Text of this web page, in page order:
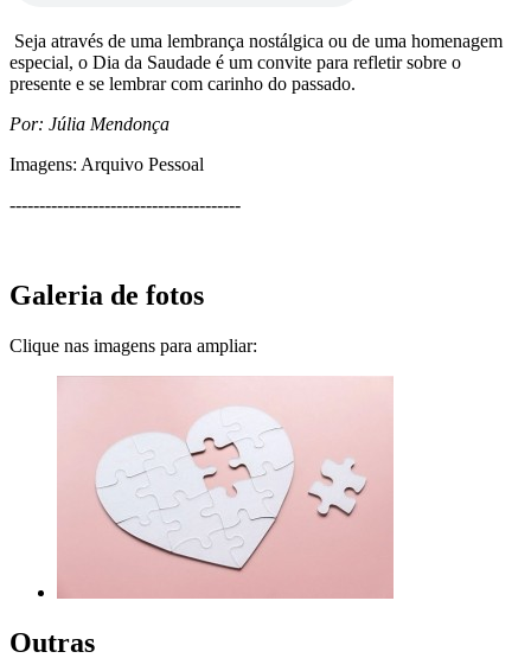
Seja através de uma lembrança nostálgica ou de uma homenagem
especial, o Dia da Saudade é um convite para refletir sobre o
presente e se lembrar com carinho do passado.
Por: Júlia Mendonça
Imagens: Arquivo Pessoal
---------------------------------------
Galeria de fotos
Clique nas imagens para ampliar:
Outras